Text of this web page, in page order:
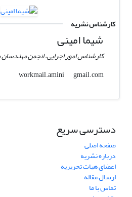
کارشناس نشریه
شیما امینی
کارشناس امور اجرایی، انجمن مهندسان
workmail.amini
gmail.com
دسترسی سریع
صفحه اصلی
درباره نشریه
اعضای هیات تحریریه
ارسال مقاله
تماس با ما